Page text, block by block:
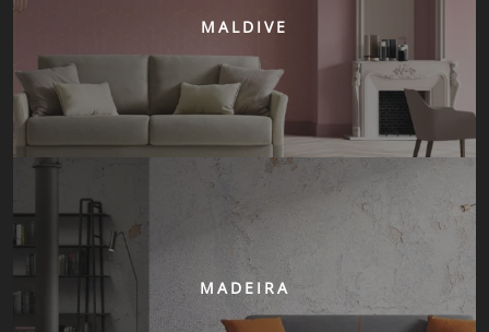
MALDIVE
MADEIRA